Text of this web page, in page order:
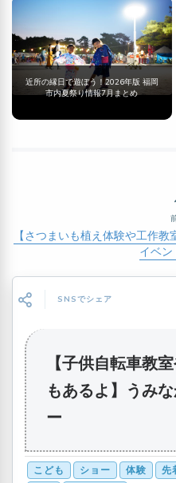
近所の縁日で遊ぼう！2026年版 福岡
市内夏祭り情報7月まとめ
【さつまいも植え体験や工作
イベン
SNSでシェア
【子供自転車教
もあるよ】うみ
ー
こども ショー 体験 先